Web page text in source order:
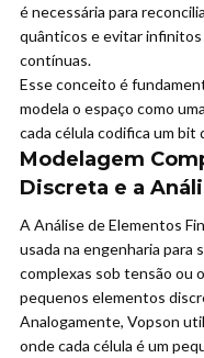
é necessária para
quânticos e evitar
contínuas.
Esse conceito é
modela o espaço como
cada célula codifica um bit
Modelagem
Discreta e a
A Análise de Elementos
usada na engenharia
complexas sob tensão ou
pequenos elementos
Analogamente, Vopson
onde cada célula é um